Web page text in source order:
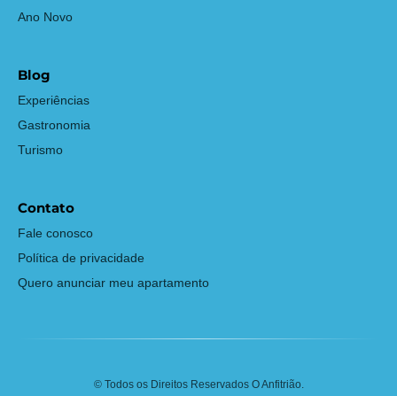
Ano Novo
Blog
Experiências
Gastronomia
Turismo
Contato
Fale conosco
Política de privacidade
Quero anunciar meu apartamento
© Todos os Direitos Reservados O Anfitrião.